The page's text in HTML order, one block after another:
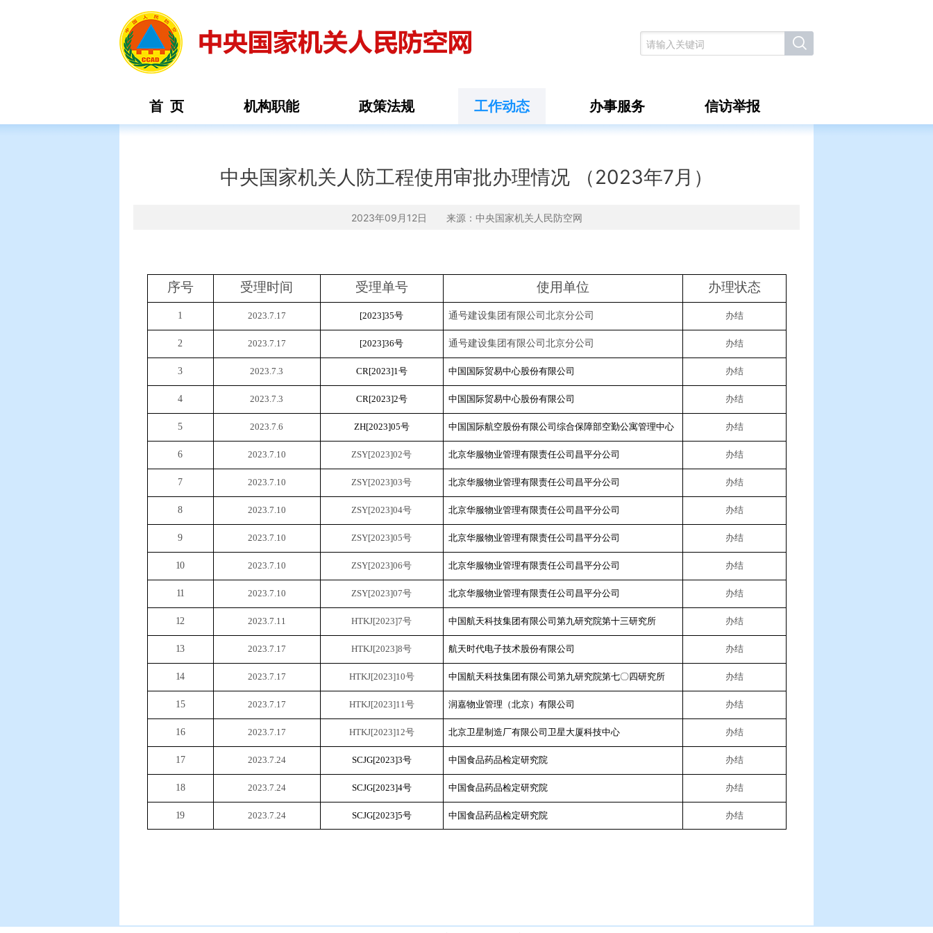
首 页 机构职能 政策法规 工作动态 办事服务 信访举报
中央国家机关人防工程使用审批办理情况 （2023年7月）
2023年09月12日 来源： 中央国家机关人民防空网
序号 受理时间 受理单号 使用单位 办理状态
1 2023.7.17 [2023]35号 通号建设集团有限公司北京分公司 办结
2 2023.7.17 [2023]36号 通号建设集团有限公司北京分公司 办结
3 2023.7.3 CR[2023]1号 中国国际贸易中心股份有限公司 办结
4 2023.7.3 CR[2023]2号 中国国际贸易中心股份有限公司 办结
5 2023.7.6 ZH[2023]05号 中国国际航空股份有限公司综合保障部空勤公寓管理中心 办结
6 2023.7.10 ZSY[2023]02号 北京华服物业管理有限责任公司昌平分公司 办结
7 2023.7.10 ZSY[2023]03号 北京华服物业管理有限责任公司昌平分公司 办结
8 2023.7.10 ZSY[2023]04号 北京华服物业管理有限责任公司昌平分公司 办结
9 2023.7.10 ZSY[2023]05号 北京华服物业管理有限责任公司昌平分公司 办结
10 2023.7.10 ZSY[2023]06号 北京华服物业管理有限责任公司昌平分公司 办结
11 2023.7.10 ZSY[2023]07号 北京华服物业管理有限责任公司昌平分公司 办结
12 2023.7.11 HTKJ[2023]7号 中国航天科技集团有限公司第九研究院第十三研究所 办结
13 2023.7.17 HTKJ[2023]8号 航天时代电子技术股份有限公司 办结
14 2023.7.17 HTKJ[2023]10号 中国航天科技集团有限公司第九研究院第七〇四研究所 办结
15 2023.7.17 HTKJ[2023]11号 润嘉物业管理（北京）有限公司 办结
16 2023.7.17 HTKJ[2023]12号 北京卫星制造厂有限公司卫星大厦科技中心 办结
17 2023.7.24 SCJG[2023]3号 中国食品药品检定研究院 办结
18 2023.7.24 SCJG[2023]4号 中国食品药品检定研究院 办结
19 2023.7.24 SCJG[2023]5号 中国食品药品检定研究院 办结